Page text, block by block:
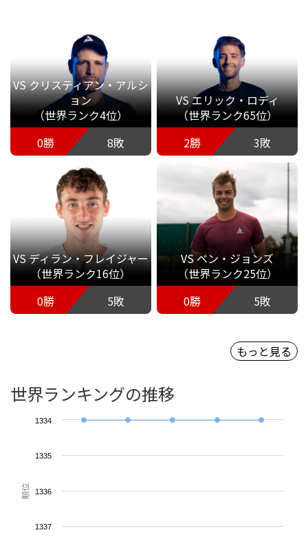
VS クリスティアン・アルシ
ョン
（世界ランク4位）
0勝
8敗
VS エリック・ロディ
（世界ランク65位）
2勝
3敗
VS ディラン・フレイジャー
（世界ランク16位）
0勝
5敗
VS ベン・ジョンズ
（世界ランク25位）
0勝
5敗
もっと見る
世界ランキングの推移
順位
1334
1335
1336
1337